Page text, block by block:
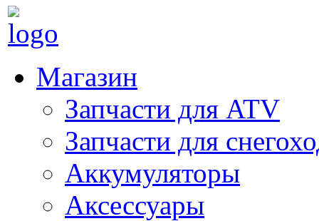
Магазин
Запчасти для ATV
Запчасти для
Аккумуляторы
Аксессуары